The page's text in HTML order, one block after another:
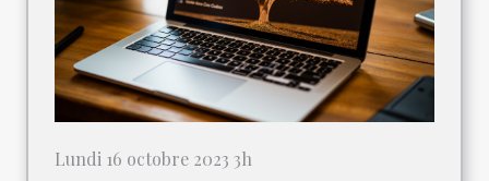
Lundi 16 octobre 2023 3h